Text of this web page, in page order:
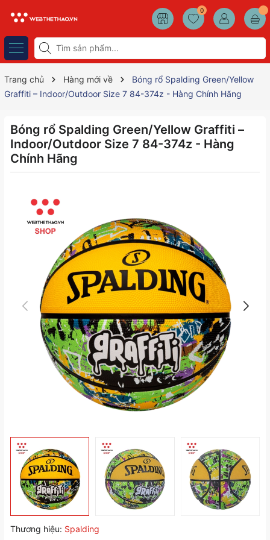
0
Trang chủ Hàng mới về
Bóng rổ Spalding Green/Yellow
Graffiti – Indoor/Outdoor Size 7 84-374z - Hàng Chính Hãng
Bóng rổ Spalding Green/Yellow Graffiti –
Indoor/Outdoor Size 7 84-374z - Hàng
Chính Hãng
Thương hiệu: Spalding